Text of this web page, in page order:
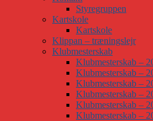
Styregruppen
Kartskole
Kartskole
Klippan – træningslejr
Klubmesterskab
Klubmesterskab –
Klubmesterskab –
Klubmesterskab –
Klubmesterskab –
Klubmesterskab –
Klubmesterskab –